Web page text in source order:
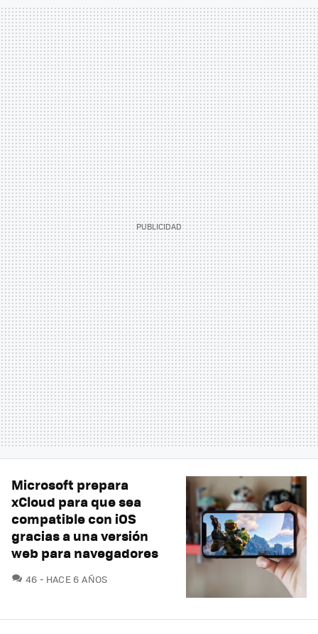
Microsoft prepara
xCloud para que sea
compatible con iOS
gracias a una versión
web para navegadores
46 COMENTARIOS
HACE 6 AÑOS